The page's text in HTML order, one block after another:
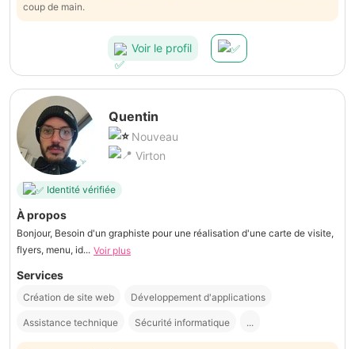
coup de main.
Voir le profil
Quentin
Nouveau
Virton
Identité vérifiée
À propos
Bonjour, Besoin d'un graphiste pour une réalisation d'une carte de visite,
flyers, menu, id... Voir plus
Services
Création de site web Développement d'applications
Assistance technique Sécurité informatique ...